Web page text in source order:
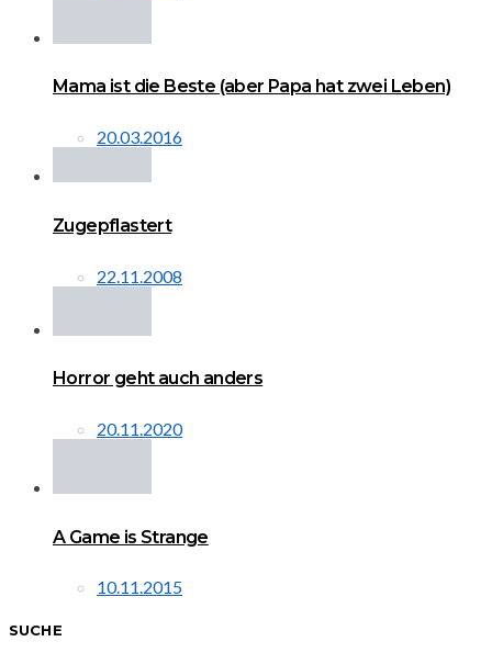
Mama ist die Beste (aber Papa hat zwei Leben)
20.03.2016
Zugepflastert
22.11.2008
Horror geht auch anders
20.11.2020
A Game is Strange
10.11.2015
SUCHE